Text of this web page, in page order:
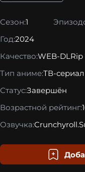
Сезон:1
Год:2024
Качество:WEB-DLRip
Тип аниме:ТВ-сериал
Статус:Завершён
Возрастной рейтинг:
Озвучка: